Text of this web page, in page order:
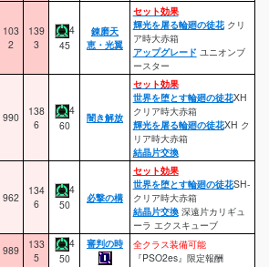
103
2
139
3
4
45
錬磨天
恵・光翼
セット効果
輝光を屠る輪廻の徒花クリ
ア時大赤箱
アップグレード ユニオンブ
ースター
990
138
6
4
60
闇き解放
セット効果
世界を堕とす輪廻の徒花XH
クリア時大赤箱
輝光を屠る輪廻の徒花XH ク
リア時大赤箱
結晶片交換
962
134
6
4
50
必撃の構
セット効果
世界を堕とす輪廻の徒花SH-
クリア時大赤箱
結晶片交換深遠片カリギュ
ーラ エクスキューブ
989
133
5
4
50
審判の時
全クラス装備可能
『PSO2es』限定報酬